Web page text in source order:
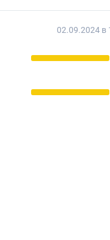
02.09.2024 в